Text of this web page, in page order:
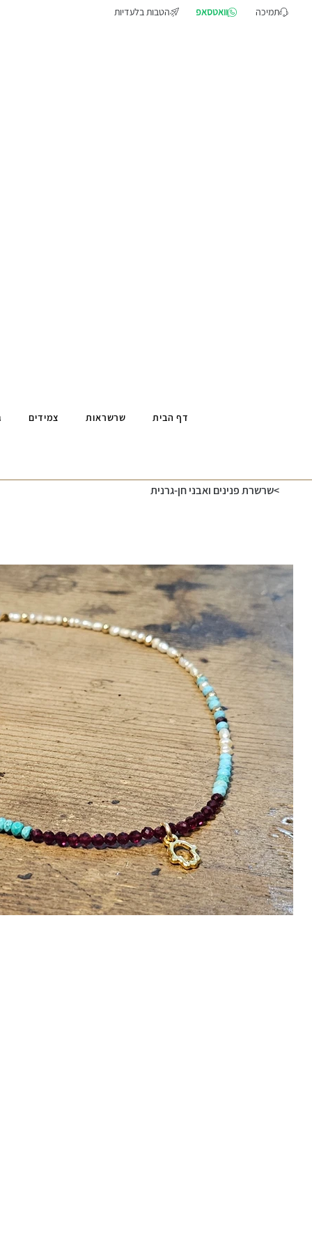
הטבות בלעדיות וואטסאפ תמיכה
דף הבית שרשראות צמידים
>שרשרת פנינים ואבני חן-גרנית